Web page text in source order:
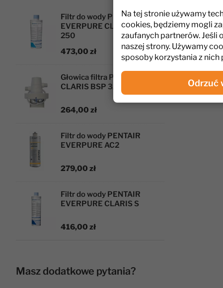
Na tej stronie używamy
cookies, będziemy mogli
zaufanych partnerów. Jeśli
naszej strony. Używamy
sposoby korzystania z nich
Odrzuć
Głowica
Filtr do wody PENTAIR
EVERPURE CLARIS ULTRA
250
473,00 zł
Głowica filtra PENTAIR
CLARIS BSP 3/8
264,00 zł
Filtr do wody PENTAIR
EVERPURE AC2
279,00 zł
Filtr do wody PENTAIR
EVERPURE CLARIS S
416,00 zł
Masz dodatkowe pytania?